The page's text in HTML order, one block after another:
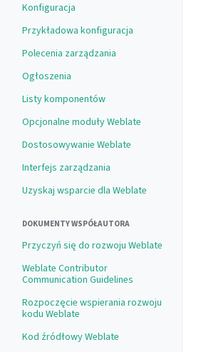
Konfiguracja
Przykładowa konfiguracja
Polecenia zarządzania
Ogłoszenia
Listy komponentów
Opcjonalne moduły Weblate
Dostosowywanie Weblate
Interfejs zarządzania
Uzyskaj wsparcie dla Weblate
DOKUMENTY WSPÓŁAUTORA
Przyczyń się do rozwoju Weblate
Weblate Contributor
Communication Guidelines
Rozpoczęcie wspierania rozwoju
kodu Weblate
Kod źródłowy Weblate